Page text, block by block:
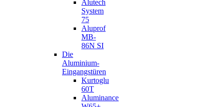
Alutech
System
75
Aluprof
MB-
86N SI
Die
Aluminium-
Eingangstüren
Kurtoglu
60T
Aluminance